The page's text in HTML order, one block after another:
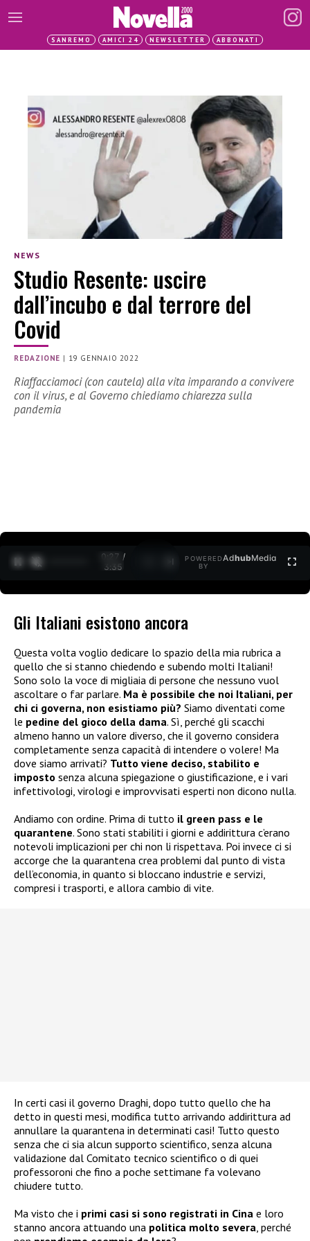
SANREMO AMICI 24 NEWSLETTER ABBONATI
NEWS
Studio Resente: uscire
dall’incubo e dal terrore del
Covid
REDAZIONE | 19 GENNAIO 2022
Riaffacciamoci (con cautela) alla vita imparando a convivere
con il virus, e al Governo chiediamo chiarezza sulla
pandemia
0:28 /
3:35
POWERED
BY
AdhubMedia
Gli Italiani esistono ancora
Questa volta voglio dedicare lo spazio della mia rubrica a
quello che si stanno chiedendo e subendo molti Italiani!
Sono solo la voce di migliaia di persone che nessuno vuol
ascoltare o far parlare. Ma è possibile che noi Italiani, per
chi ci governa, non esistiamo più? Siamo diventati come
le pedine del gioco della dama. Sì, perché gli scacchi
almeno hanno un valore diverso, che il governo considera
completamente senza capacità di intendere o volere! Ma
dove siamo arrivati? Tutto viene deciso, stabilito e
imposto senza alcuna spiegazione o giustificazione, e i vari
infettivologi, virologi e improvvisati esperti non dicono nulla.
Andiamo con ordine. Prima di tutto il green pass e le
quarantene. Sono stati stabiliti i giorni e addirittura c’erano
notevoli implicazioni per chi non li rispettava. Poi invece ci si
accorge che la quarantena crea problemi dal punto di vista
dell’economia, in quanto si bloccano industrie e servizi,
compresi i trasporti, e allora cambio di vite.
In certi casi il governo Draghi, dopo tutto quello che ha
detto in questi mesi, modifica tutto arrivando addirittura ad
annullare la quarantena in determinati casi! Tutto questo
senza che ci sia alcun supporto scientifico, senza alcuna
validazione dal Comitato tecnico scientifico o di quei
professoroni che fino a poche settimane fa volevano
chiudere tutto.
Ma visto che i primi casi si sono registrati in Cina e loro
stanno ancora attuando una politica molto severa, perché